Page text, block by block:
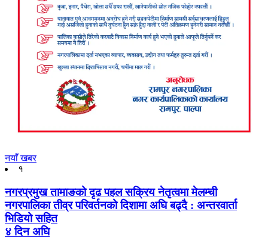
नयाँ खबर
१
नगरप्रमुख तामाङको दृढ पहल सक्रिय नेतृत्वमा मेलम्ची
नगरपालिका तीव्र परिवर्तनको दिशामा अघि बढ्दै : अन्तरवार्ता
भिडियो सहित
४ दिन अघि